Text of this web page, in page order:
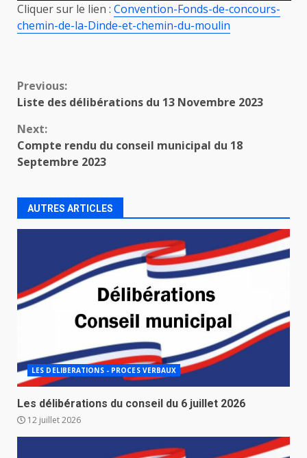
Cliquer sur le lien : Convention-Fonds-de-concours-
chemin-de-la-Dinde-et-chemin-du-moulin
Continue
Previous:
Liste des délibérations du 13 Novembre 2023
Next:
Compte rendu du conseil municipal du 18
Septembre 2023
AUTRES ARTICLES
LES DELIBERATIONS - PROCES VERBAUX
Les délibérations du conseil du 6 juillet 2026
12 juillet 2026